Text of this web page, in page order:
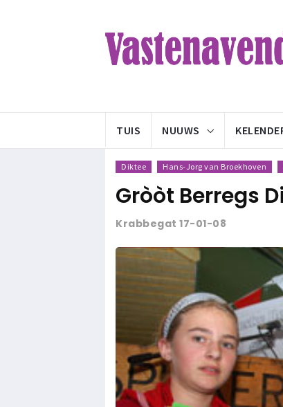
TUIS NUUWS
Diktee Hans-Jorg van Broekhoven
Gròòt Berregs
Krabbegat 17-01-08